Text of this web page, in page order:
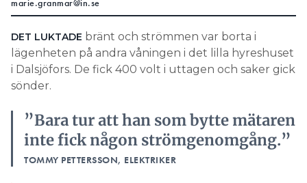
– Det är något vi måste se över inför framtiden – om
vi ska ha någon form av överhettningsskydd eller
annan barriär, säger Anna Collin, presschef på
Ringhals AB, till tidningen Ny Teknik.
UNDER TIDEN:
VATTENFALL HARkonstaterat att det handlar om ett
oavsiktligt misstag, utan misstankar om uppsåt,
sabotage eller liknande.
marie.granmar@in.se
DET LUKTADE bränt och strömmen var borta i
lägenheten på andra våningen i det lilla hyreshuset
i Dalsjöfors. De fick 400 volt i uttagen och saker gick
sönder.
”Bara tur att han som bytte mätaren
inte fick någon strömgenomgång.”
TOMMY PETTERSSON, ELEKTRIKER